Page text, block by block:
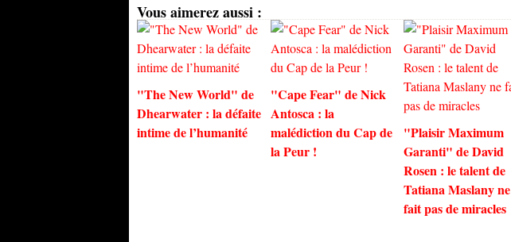
Vous aimerez aussi :
"The New World" de
Dhearwater : la défaite
intime de l’humanité
"Cape Fear" de Nick
Antosca : la
malédiction du Cap de
la Peur !
"Plaisir Maximum
Garanti" de David
Rosen : le talent de
Tatiana Maslany ne
fait pas de miracles